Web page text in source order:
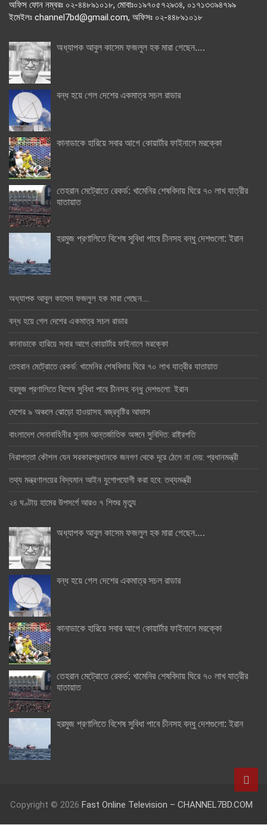
অফিস ফোন নম্বরঃ ০২-৪৪৮৯১০১৮, মোবাঃ০১৯৭০৫৭২৯৩৪, ০১৭১৩৩৯৪৭৯৯
ইমেইলঃ channel7bd@gmail.com, অফিসঃ ০২-৪৪৮৯১০১৮
অধ্যাপক আবুল কাসেম ফজলুল হক মারা গেছেন….
বন্ধ হয়ে গেল দেশের একমাত্র সচল রাডার
কানাডাকে হারিয়ে সবার আগে কোয়ার্টার ফাইনালে মরক্কো
তেহরান মেট্রোতে রেকর্ড: খামেনির শেষবিদায় ঘিরে ৭০ লাখ যাত্রীর
যাতায়াত
হরমুজ প্রণালিতে বিশেষ সুবিধা পাবে চীনসহ বন্ধু দেশগুলো: ইরান
অধ্যাপক আবুল কাসেম ফজলুল হক মারা গেছেন….
বন্ধ হয়ে গেল দেশের একমাত্র সচল রাডার
কানাডাকে হারিয়ে সবার আগে কোয়ার্টার ফাইনালে মরক্কো
তেহরান মেট্রোতে রেকর্ড: খামেনির শেষবিদায় ঘিরে ৭০ লাখ যাত্রীর যাতায়াত
হরমুজ প্রণালিতে বিশেষ সুবিধা পাবে চীনসহ বন্ধু দেশগুলো: ইরান
দেশের ৯ অঞ্চলে ঝোড়ো হাওয়াসহ বজ্রবৃষ্টির আভাস
বাংলাদেশ সেনাবাহিনীর সুনাম আন্তর্জাতিক অঙ্গনে সুবিদিত: রাষ্ট্রপতি
নিরাপত্তা কৌশল যেন সরকারপ্রধানকে জনগণ থেকে দূরে ঠেলে না দেয়: প্রধানমন্ত্রী
তথ্য মন্ত্রণালয়ের বিদ্যমান আইন যুগোপযোগী করা হবে: তথ্যমন্ত্রী
২৪ ঘণ্টায় হামের উপসর্গে আরও ৭ শিশুর মৃত্যু
অধ্যাপক আবুল কাসেম ফজলুল হক মারা গেছেন….
বন্ধ হয়ে গেল দেশের একমাত্র সচল রাডার
কানাডাকে হারিয়ে সবার আগে কোয়ার্টার ফাইনালে মরক্কো
তেহরান মেট্রোতে রেকর্ড: খামেনির শেষবিদায় ঘিরে ৭০ লাখ যাত্রীর
যাতায়াত
হরমুজ প্রণালিতে বিশেষ সুবিধা পাবে চীনসহ বন্ধু দেশগুলো: ইরান
Copyright © 2026 Fast Online Television – CHANNEL7BD.COM